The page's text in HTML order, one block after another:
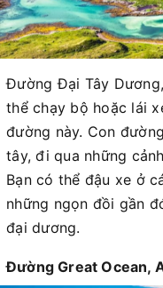
Đường Đại Tây
thể chạy bộ hoặc lái
đường này. Con
tây, đi qua những
Bạn có thể đậu xe ở
những ngọn đồi gần
đại dương.
Đường Great Ocean,